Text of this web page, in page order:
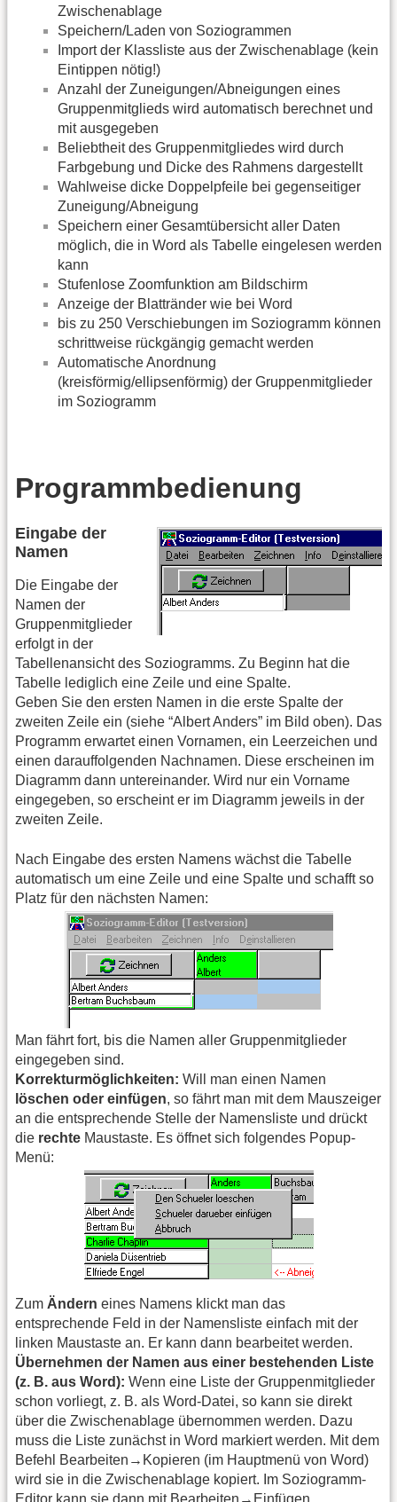
Zwischenablage
Speichern/Laden von Soziogrammen
Import der Klassliste aus der Zwischenablage (kein
Eintippen nötig!)
Anzahl der Zuneigungen/Abneigungen eines
Gruppenmitglieds wird automatisch berechnet und
mit ausgegeben
Beliebtheit des Gruppenmitgliedes wird durch
Farbgebung und Dicke des Rahmens dargestellt
Wahlweise dicke Doppelpfeile bei gegenseitiger
Zuneigung/Abneigung
Speichern einer Gesamtübersicht aller Daten
möglich, die in Word als Tabelle eingelesen werden
kann
Stufenlose Zoomfunktion am Bildschirm
Anzeige der Blattränder wie bei Word
bis zu 250 Verschiebungen im Soziogramm können
schrittweise rückgängig gemacht werden
Automatische Anordnung
(kreisförmig/ellipsenförmig) der Gruppenmitglieder
im Soziogramm
Programmbedienung
Eingabe der
Namen
Die Eingabe der
Namen der
Gruppenmitglieder
erfolgt in der
Tabellenansicht des Soziogramms. Zu Beginn hat die
Tabelle lediglich eine Zeile und eine Spalte.
Geben Sie den ersten Namen in die erste Spalte der
zweiten Zeile ein (siehe “Albert Anders” im Bild oben). Das
Programm erwartet einen Vornamen, ein Leerzeichen und
einen darauffolgenden Nachnamen. Diese erscheinen im
Diagramm dann untereinander. Wird nur ein Vorname
eingegeben, so erscheint er im Diagramm jeweils in der
zweiten Zeile.
Nach Eingabe des ersten Namens wächst die Tabelle
automatisch um eine Zeile und eine Spalte und schafft so
Platz für den nächsten Namen:
Man fährt fort, bis die Namen aller Gruppenmitglieder
eingegeben sind.
Korrekturmöglichkeiten: Will man einen Namen
löschen oder einfügen, so fährt man mit dem Mauszeiger
an die entsprechende Stelle der Namensliste und drückt
die rechte Maustaste. Es öffnet sich folgendes Popup-
Menü:
Zum Ändern eines Namens klickt man das
entsprechende Feld in der Namensliste einfach mit der
linken Maustaste an. Er kann dann bearbeitet werden.
Übernehmen der Namen aus einer bestehenden Liste
(z. B. aus Word): Wenn eine Liste der Gruppenmitglieder
schon vorliegt, z. B. als Word-Datei, so kann sie direkt
über die Zwischenablage übernommen werden. Dazu
muss die Liste zunächst in Word markiert werden. Mit dem
Befehl Bearbeiten→Kopieren (im Hauptmenü von Word)
wird sie in die Zwischenablage kopiert. Im Soziogramm-